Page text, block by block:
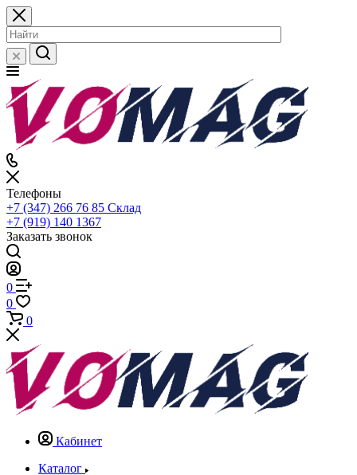
Телефоны
+7 (347) 266 76 85 Склад
+7 (919) 140 1367
Заказать звонок
0
0
0
Кабинет
Каталог